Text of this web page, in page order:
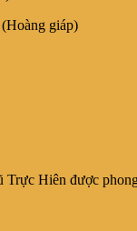
giáp)
Hiên được